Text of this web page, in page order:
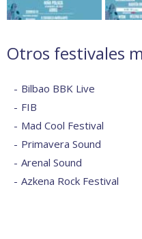
Otros festivales
Bilbao BBK Live
FIB
Mad Cool Festival
Primavera Sound
Arenal Sound
Azkena Rock Festival